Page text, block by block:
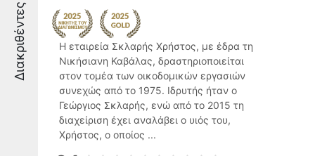
Διακριθέντες
Η εταιρεία Σκλαρής Χρήστος, με έδρα τη
Νικήσιανη Καβάλας, δραστηριοποιείται
στον τομέα των οικοδομικών εργασιών
συνεχώς από το 1975. Ιδρυτής ήταν ο
Γεώργιος Σκλαρής, ενώ από το 2015 τη
διαχείριση έχει αναλάβει ο υιός του,
Χρήστος, ο οποίος ...